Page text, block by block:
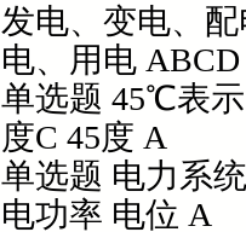
发电、变电、
电、用电 ABCD
单选题 45℃表
度C 45度 A
单选题 电力系
电功率 电位 A